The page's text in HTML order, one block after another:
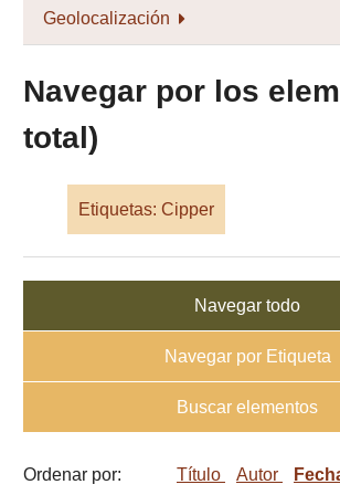
Geolocalización
Navegar por los
total)
Etiquetas: Cipper
Navegar todo
Navegar por Etiqueta
Buscar elementos
Ordenar por: Título Autor